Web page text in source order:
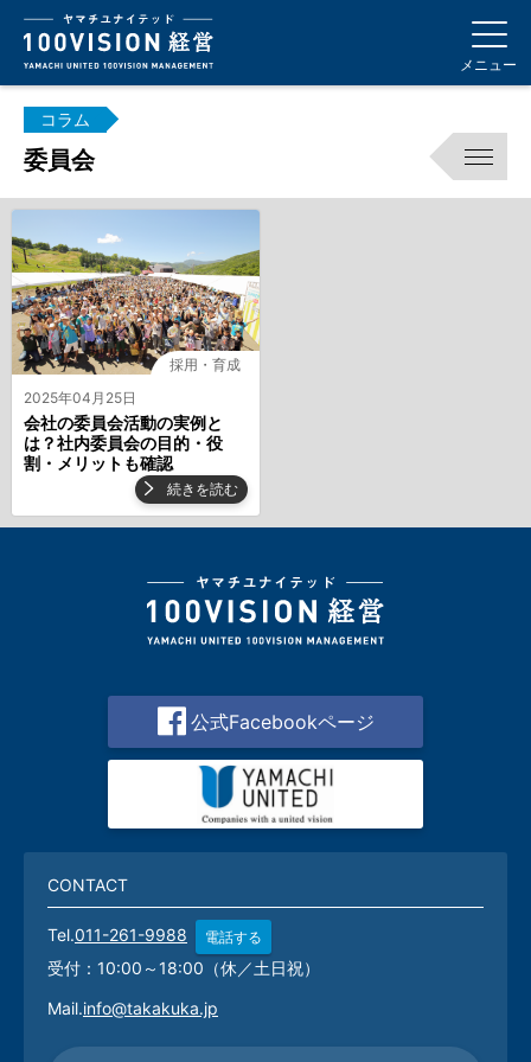
メニュー
コラム
委員会
2025年04月25日
採用・育成
会社の委員会活動の実例と
は？社内委員会の目的・役
割・メリットも確認
続きを読む
公式Facebookページ
CONTACT
Tel.011-261-9988 電話する
受付：10:00～18:00（休／土日祝）
Mail.info@takakuka.jp